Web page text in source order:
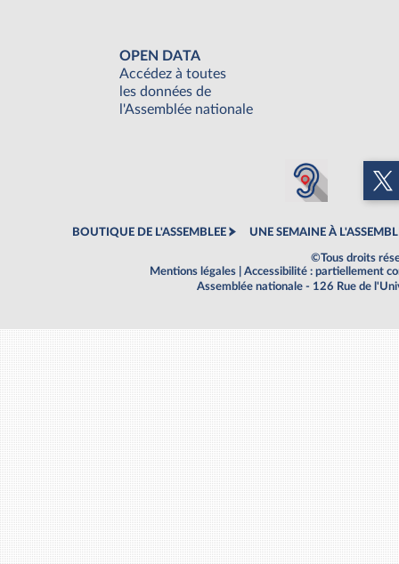
OPEN DATA
Accédez à toutes
les données de
l'Assemblée nationale
BOUTIQUE DE L'ASSEMBLEE UNE SEMAINE À
©Tous droits
Mentions légales
Accessibilité : partiellement
Assemblée nationale - 126 Rue de